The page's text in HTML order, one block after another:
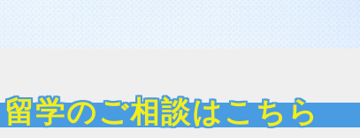
留学のご相談はこちら